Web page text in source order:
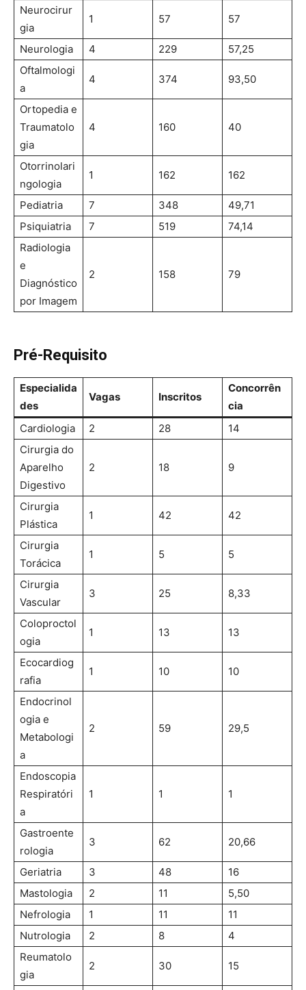
Neurocirur
gia
1 57 57
Neurologia 4 229
57,25
Oftalmologi
a
4 374 93,50
Ortopedia e
Traumatolo
gia
4 160 40
Otorrinolari
ngologia
1 162 162
Pediatria 7 348
49,71
Psiquiatria
7 519
74,14
Radiologia
e
Diagnóstico
por Imagem
2 158 79
Pré-Requisito
Especialida
des
Vagas Inscritos
Concorrên
cia
Cardiologia
2 28
14
Cirurgia do
Aparelho
Digestivo
2 18 9
Cirurgia
Plástica
1 42 42
Cirurgia
Torácica
1 5 5
Cirurgia
Vascular
3 25 8,33
Coloproctol
ogia
1 13 13
Ecocardiog
rafia
1 10 10
Endocrinol
ogia e
Metabologi
a
2 59 29,5
Endoscopia
Respiratóri
a
1 1 1
Gastroente
rologia
3 62 20,66
Geriatria 3 48
16
Mastologia
2 11
5,50
Nefrologia
1 11
11
Nutrologia
2 8
4
Reumatolo
gia
2 30 15